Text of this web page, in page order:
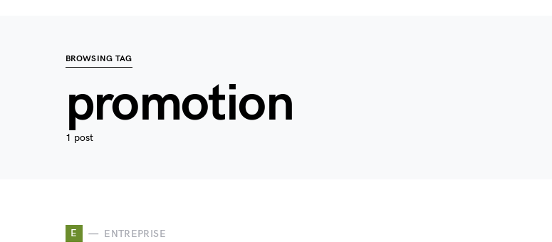
BROWSING TAG
promotion
1 post
E ENTREPRISE